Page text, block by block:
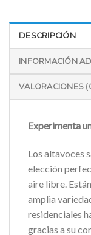
DESCRIPCIÓN
INFORMACIÓN
VALORACIONES
Experimenta
Los altavoces
elección
aire libre.
amplia
residenciales
gracias a su